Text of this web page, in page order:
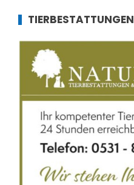
TIERBESTATTUNGEN